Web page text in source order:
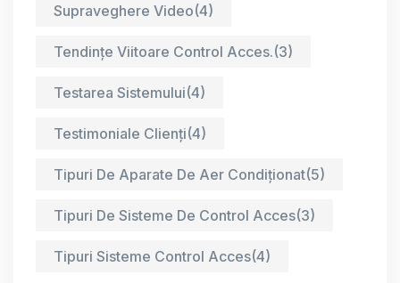
Supraveghere Video(4)
Tendințe Viitoare Control Acces.(3)
Testarea Sistemului(4)
Testimoniale Clienți(4)
Tipuri De Aparate De Aer Condiționat(5)
Tipuri De Sisteme De Control Acces(3)
Tipuri Sisteme Control Acces(4)